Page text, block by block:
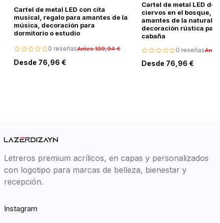
Cartel de metal LED con cita
musical, regalo para amantes de la
música, decoración para
dormitorio o estudio
0 reseñasAntes 109,94 €
Desde 76,96 €
Cartel de metal LED de
ciervos en el bosque,
amantes de la
decoración rústica
cabaña
0 reseñas
Desde 76,96 €
Letreros premium acrílicos, en capas y personalizados
con logotipo para marcas de belleza, bienestar y
recepción.
Instagram